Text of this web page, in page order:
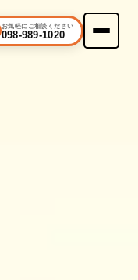
お気軽にご相談ください
098-989-1020